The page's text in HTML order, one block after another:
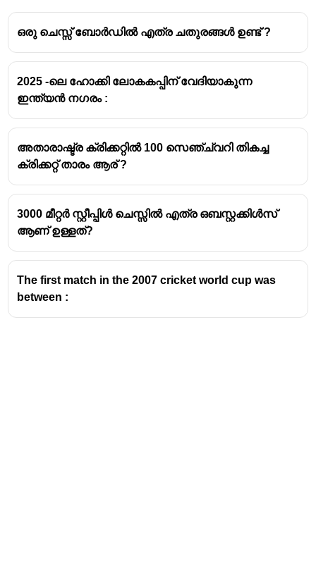
സി.കെ നായിഡു ട്രോഫി - ക്രിക്കറ്റ്
ആഷസ് ട്രോഫി - ക്രിക്കറ്റ്
ദുലീപ് ട്രോഫി - ക്രിക്കറ്റ്
ഇറാനി ട്രോഫി - ക്രിക്കറ്റ്
ഒരു ചെസ്സ് ബോർഡിൽ എത്ര ചതുരങ്ങൾ ഉണ്ട് ?
2025 -ലെ ഹോക്കി ലോകകപ്പിന് വേദിയാകുന്ന
ഇന്ത്യൻ നഗരം :
അതാരാഷ്ട്ര ക്രിക്കറ്റിൽ 100 സെഞ്ച്വറി തികച്ച
ക്രിക്കറ്റ് താരം ആര് ?
3000 മീറ്റർ സ്റ്റീപ്പിൾ ചെസ്സിൽ എത്ര ഒബസ്റ്റക്കിൾസ്
ആണ് ഉള്ളത്?
The first match in the 2007 cricket world cup was
between :